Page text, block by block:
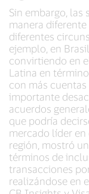
Sin embargo, las
manera
diferentes
ejemplo, en
convirtiendo en
Latina en
con más
importante
acuerdos
que podría
mercado líder en
región, mostró
términos de
transacciones
realizándose en